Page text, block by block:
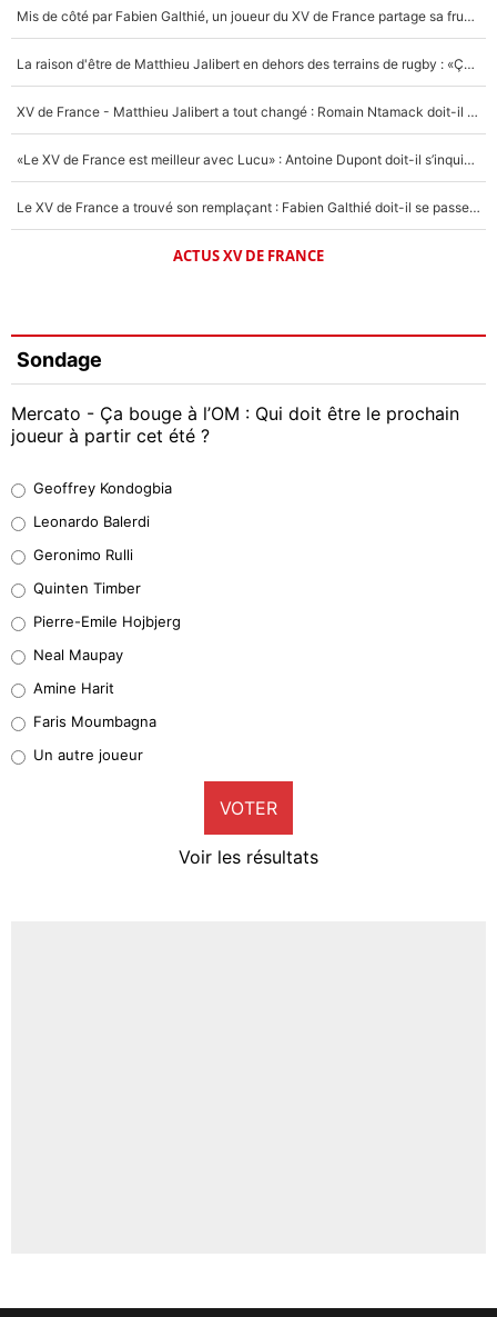
Mis de côté par Fabien Galthié, un joueur du XV de France partage sa frustration : «ils ne me l’ont pas dit tout de suite»
La raison d'être de Matthieu Jalibert en dehors des terrains de rugby : «Ça m'atteint autant que si tu touches à un membre de ma famille»
XV de France - Matthieu Jalibert a tout changé : Romain Ntamack doit-il s’inquiéter pour sa place à un an de la Coupe du monde ?
«Le XV de France est meilleur avec Lucu» : Antoine Dupont doit-il s’inquiéter pour sa place ?
Le XV de France a trouvé son remplaçant : Fabien Galthié doit-il se passer d'Antoine Dupont ?
ACTUS XV DE FRANCE
Sondage
Mercato - Ça bouge à l’OM : Qui doit être le prochain
joueur à partir cet été ?
38%
32%
5%
1%
9%
Geoffrey Kondogbia
Leonardo Balerdi
Geronimo Rulli
Quinten Timber
Pierre-Emile Hojbjerg
Neal Maupay
Amine Harit
Faris Moumbagna
Un autre joueur
VOTER
Voir les résultats